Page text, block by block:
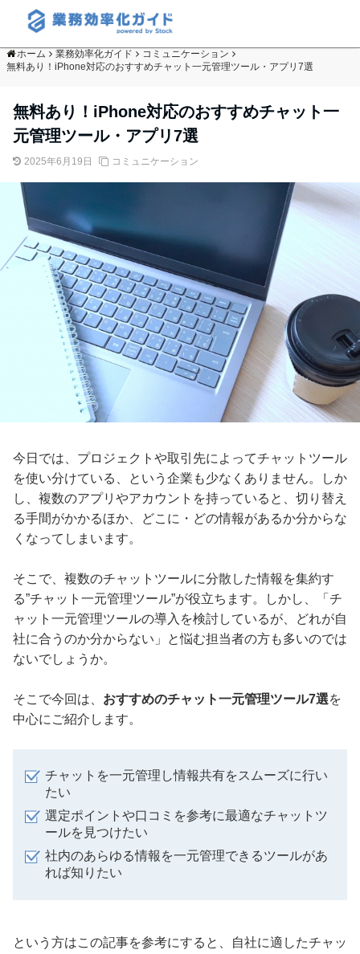
ホーム 業務効率化ガイド
コミュニケーション
無料あり！iPhone対応のおすすめチャット一元管理ツール・アプリ7選
無料あり！iPhone対応のおすすめチャット一
元管理ツール・アプリ7選
2025年6月19日 コミュニケーション
今日では、プロジェクトや取引先によってチャットツール
を使い分けている、という企業も少なくありません。しか
し、複数のアプリやアカウントを持っていると、切り替え
る手間がかかるほか、どこに・どの情報があるか分からな
くなってしまいます。
そこで、複数のチャットツールに分散した情報を集約す
る”チャット一元管理ツール”が役立ちます。しかし、「チ
ャット一元管理ツールの導入を検討しているが、どれが自
社に合うのか分からない」と悩む担当者の方も多いのでは
ないでしょうか。
そこで今回は、 おすすめのチャット一元管理ツール7選を
中心にご紹介します。
チャットを一元管理し情報共有をスムーズに行い
たい
選定ポイントや口コミを参考に最適なチャットツ
ールを見つけたい
社内のあらゆる情報を一元管理できるツールがあ
れば知りたい
という方はこの記事を参考にすると、自社に適したチャッ